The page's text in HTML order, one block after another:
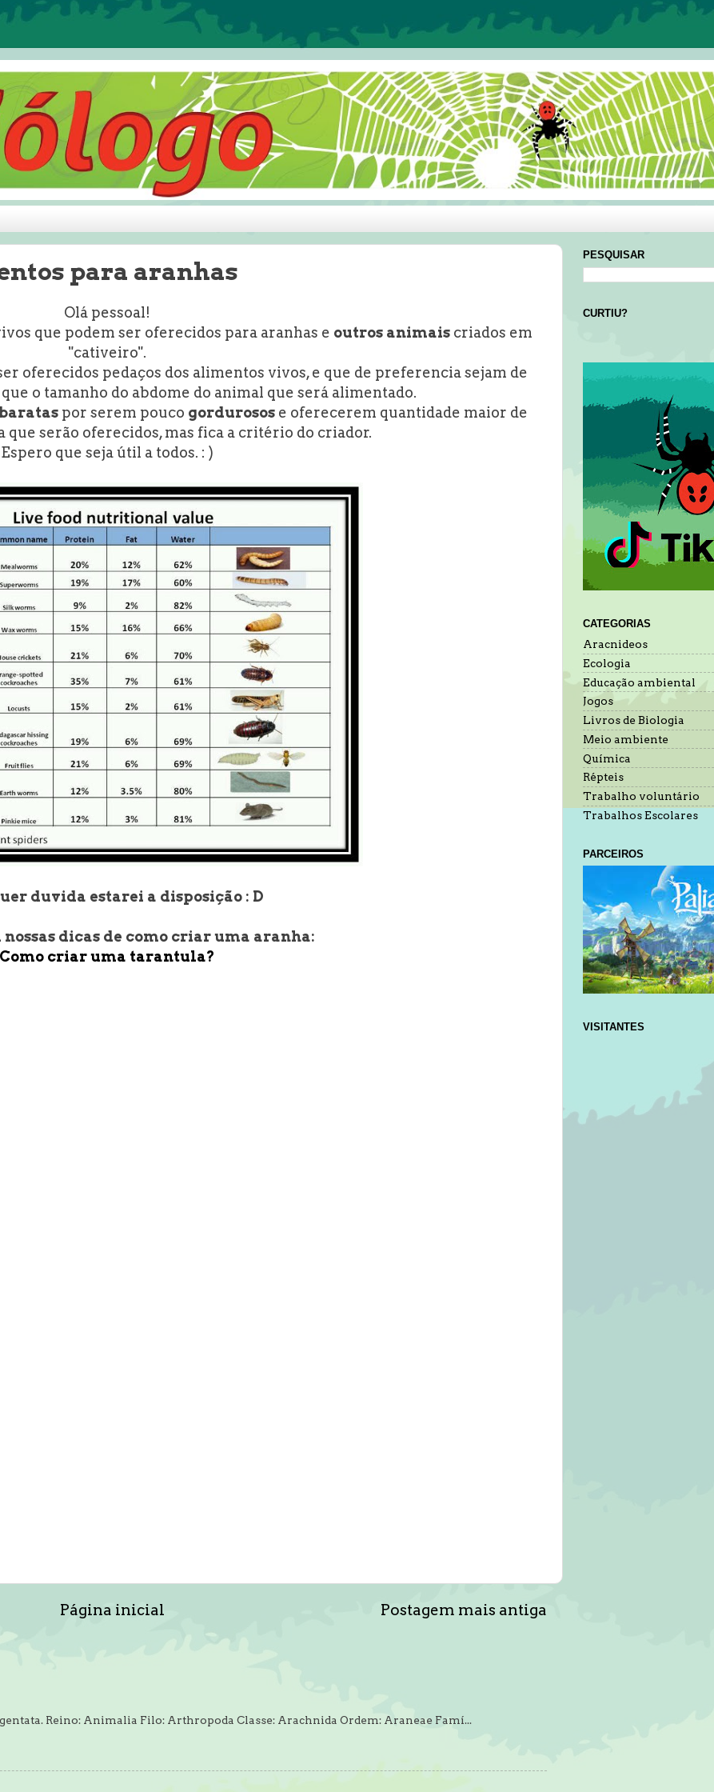
para aranhas
Olá pessoal!
que podem ser oferecidos para aranhas e outros animais criados em
"cativeiro".
oferecidos pedaços dos alimentos vivos, e que de preferencia sejam de
o tamanho do abdome do animal que será alimentado.
por serem pouco gordurosos e oferecerem quantidade maior de
que serão oferecidos, mas fica a critério do criador.
Espero que seja útil a todos. : )
duvida estarei a disposição : D
nossas dicas de como criar uma aranha:
Como criar uma tarantula?
Postagem mais antiga
Página inicial
Reino: Animalia Filo: Arthropoda Classe: Arachnida Ordem: Araneae Famí...
PESQUISAR
CURTIU?
CATEGORIAS
Aracnideos
Ecologia
Educação ambiental
Jogos
Livros de Biologia
Meio ambiente
Química
Répteis
Trabalho voluntário
Trabalhos Escolares
PARCEIROS
VISITANTES